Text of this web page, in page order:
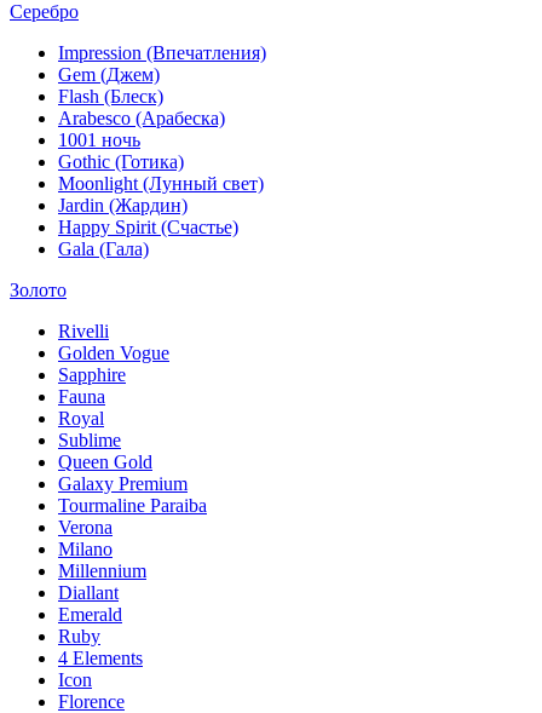
Серебро
Impression (Впечатления)
Gem (Джем)
Flash (Блеск)
Arabesco (Арабеска)
1001 ночь
Gothic (Готика)
Moonlight (Лунный свет)
Jardin (Жардин)
Happy Spirit (Счастье)
Gala (Гала)
Золото
Rivelli
Golden Vogue
Sapphire
Fauna
Royal
Sublime
Queen Gold
Galaxy Premium
Tourmaline Paraiba
Verona
Milano
Millennium
Diallant
Emerald
Ruby
4 Elements
Icon
Florence